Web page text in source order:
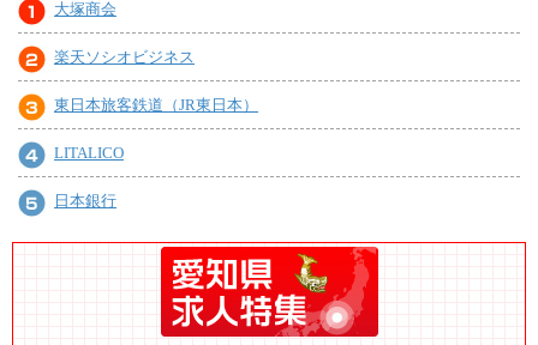
大塚商会
楽天ソシオビジネス
東日本旅客鉄道（JR東日本）
LITALICO
日本銀行